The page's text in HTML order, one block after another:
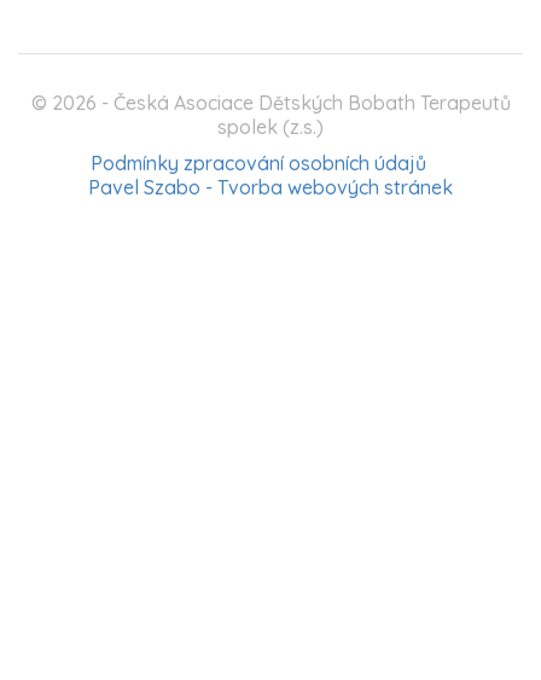
© 2026 - Česká Asociace Dětských Bobath Terapeutů
spolek (z.s.)
Podmínky zpracování osobních údajů
Pavel Szabo - Tvorba webových stránek